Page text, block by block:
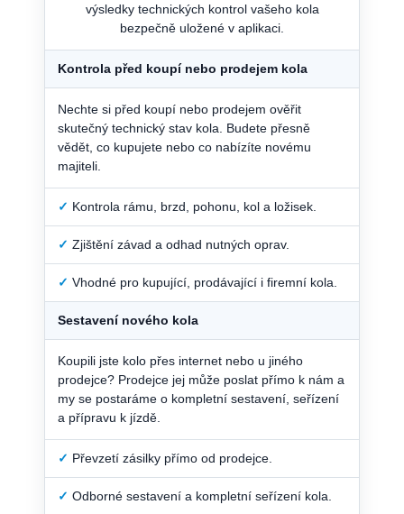
výsledky technických kontrol vašeho kola
bezpečně uložené v aplikaci.
Kontrola před koupí nebo prodejem kola
Nechte si před koupí nebo prodejem ověřit
skutečný technický stav kola. Budete přesně
vědět, co kupujete nebo co nabízíte novému
majiteli.
✓ Kontrola rámu, brzd, pohonu, kol a ložisek.
✓ Zjištění závad a odhad nutných oprav.
✓ Vhodné pro kupující, prodávající i firemní kola.
Sestavení nového kola
Koupili jste kolo přes internet nebo u jiného
prodejce? Prodejce jej může poslat přímo k nám a
my se postaráme o kompletní sestavení, seřízení
a přípravu k jízdě.
✓ Převzetí zásilky přímo od prodejce.
✓ Odborné sestavení a kompletní seřízení kola.